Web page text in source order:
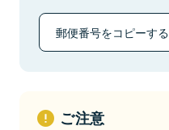
郵便番号をコピーする
ご注意